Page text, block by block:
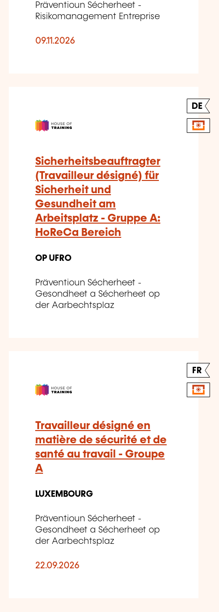
Präventioun Sécherheet -
Risikomanagement Entreprise
09.11.2026
DE
Sicherheitsbeauftragter
(Travailleur désigné) für
Sicherheit und
Gesundheit am
Arbeitsplatz - Gruppe A:
HoReCa Bereich
OP UFRO
Präventioun Sécherheet -
Gesondheet a Sécherheet op
der Aarbechtsplaz
FR
Travailleur désigné en
matière de sécurité et de
santé au travail - Groupe
A
LUXEMBOURG
Präventioun Sécherheet -
Gesondheet a Sécherheet op
der Aarbechtsplaz
22.09.2026